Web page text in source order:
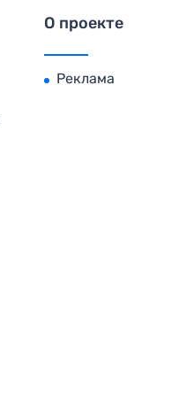
О проекте
Реклама